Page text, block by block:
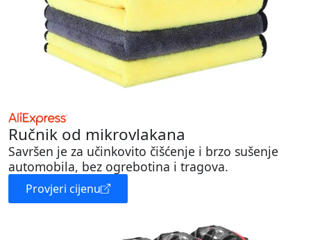
Ručnik od mikrovlakana
Savršen je za učinkovito čišćenje i brzo sušenje
automobila, bez ogrebotina i tragova.
Provjeri cijenu